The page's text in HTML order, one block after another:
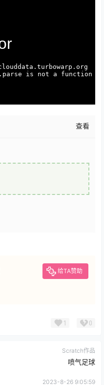
查看
给TA赞助
1 0
Scratch作品
喷气足球
2023-8-26 9:05:59